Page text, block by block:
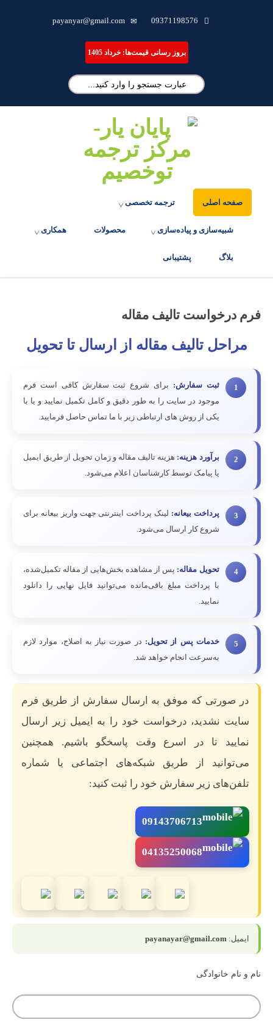
09371198576
بروز رسانی قیمت‌ها: خرداد 1405
صفحه اصلی ترجمه تخصصی
شبیه‌سازی و پیاده‌سازی محصولات همکاری
بلاگ پشتیبانی
فرم درخواست تالیف مقاله
مراحل تالیف مقاله از ارسال تا تحویل
1 ثبت سفارش: برای شروع ثبت سفارش کافی است فرم
موجود در سایت را به طور دقیق و کامل تکمیل نمایید و یا با
یکی از روش های ارتباطی زیر با ما تماس حاصل فرمایید.
2 برآورد هزینه: هزینه تالیف مقاله و زمان تحویل از طریق ایمیل
یا پیامک توسط کارشناسان اعلام می‌شود.
3 پرداخت بیعانه: لینک پرداخت اینترنتی جهت واریز بیعانه برای
شروع کار ارسال می‌شود.
4 تحویل مقاله: پس از مشاهده بخش‌هایی از مقاله تکمیل‌شده،
با پرداخت مبلغ باقی‌مانده می‌توانید فایل نهایی را دانلود
نمایید.
5 خدمات پس از تحویل: در صورت نیاز به اصلاح، موارد لازم
به‌سرعت انجام خواهد شد.
در صورتی که موفق به ارسال سفارش از طریق فرم
سایت نشدید، درخواست خود را به ایمیل زیر ارسال
نمایید تا در اسرع وقت پاسخگو باشیم. همچنین
می‌توانید از طریق شبکه‌های اجتماعی یا شماره
تلفن‌های زیر سفارش خود را ثبت کنید:
09143706713
04135250068
ایمیل: payanayar@gmail.com
نام و نام خانوادگی